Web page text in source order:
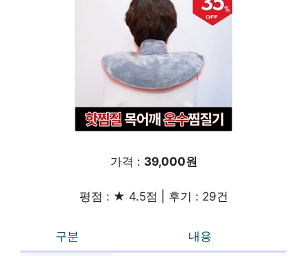
가격 : 39,000원
평점 : ★ 4.5점 | 후기 : 29건
구분 내용